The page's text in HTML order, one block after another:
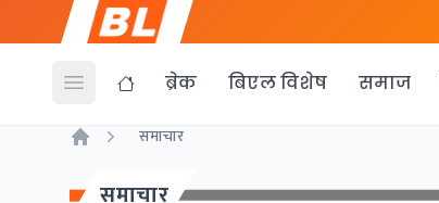
Open menu ब्रेक बिएल विशेष समाज
समाचार
समाचार